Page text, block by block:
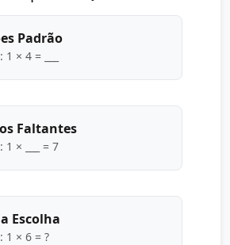
Padrão
× 4 = ___
Faltantes
1 × ___ = 7
Escolha
1 × 6 = ?